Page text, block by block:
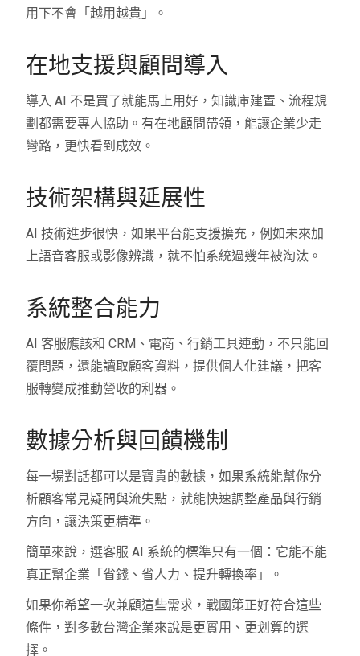
用下不會「越用越貴」。
在地支援與顧問導入
導入 AI 不是買了就能馬上用好，知識庫建置、流程規
劃都需要專人協助。有在地顧問帶領，能讓企業少走
彎路，更快看到成效。
技術架構與延展性
AI 技術進步很快，如果平台能支援擴充，例如未來加
上語音客服或影像辨識，就不怕系統過幾年被淘汰。
系統整合能力
AI 客服應該和 CRM、電商、行銷工具連動，不只能回
覆問題，還能讀取顧客資料，提供個人化建議，把客
服轉變成推動營收的利器。
數據分析與回饋機制
每一場對話都可以是寶貴的數據，如果系統能幫你分
析顧客常見疑問與流失點，就能快速調整產品與行銷
方向，讓決策更精準。
簡單來說，選客服 AI 系統的標準只有一個：它能不能
真正幫企業「省錢、省人力、提升轉換率」。
如果你希望一次兼顧這些需求，戰國策正好符合這些
條件，對多數台灣企業來說是更實用、更划算的選
擇。